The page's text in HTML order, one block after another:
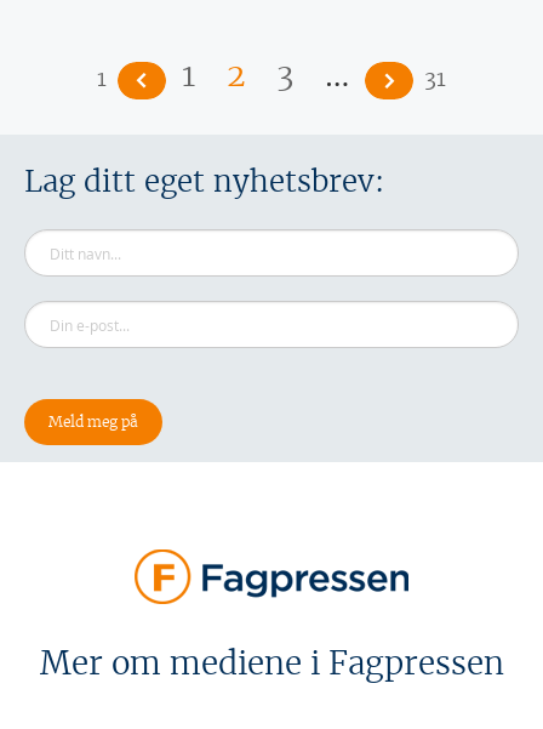
1 1 2 3 … 31
Lag ditt eget nyhetsbrev:
Mer om mediene i Fagpressen